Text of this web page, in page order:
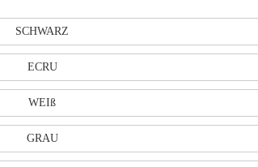
SCHWARZ
ECRU
WEIß
GRAU